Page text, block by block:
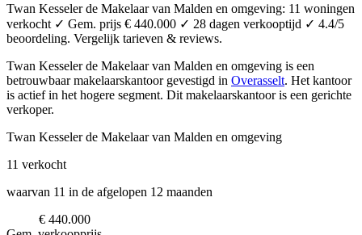
Twan Kesseler de Makelaar van Malden en omgeving: 11 woningen
verkocht ✓ Gem. prijs € 440.000 ✓ 28 dagen verkooptijd ✓ 4.4/5
beoordeling. Vergelijk tarieven & reviews.
Twan Kesseler de Makelaar van Malden en omgeving is een
betrouwbaar makelaarskantoor gevestigd in Overasselt. Het kantoor
is actief in het hogere segment. Dit makelaarskantoor is een gerichte
verkoper.
Twan Kesseler de Makelaar van Malden en omgeving
11 verkocht
waarvan 11 in de afgelopen 12 maanden
€ 440.000